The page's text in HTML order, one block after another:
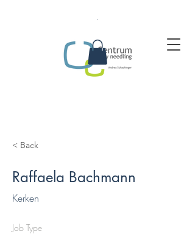
.
< Back
Raffaela Bachmann
Kerken
Job Type